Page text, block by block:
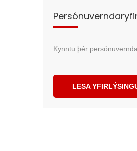
Kynntu þér
LESA